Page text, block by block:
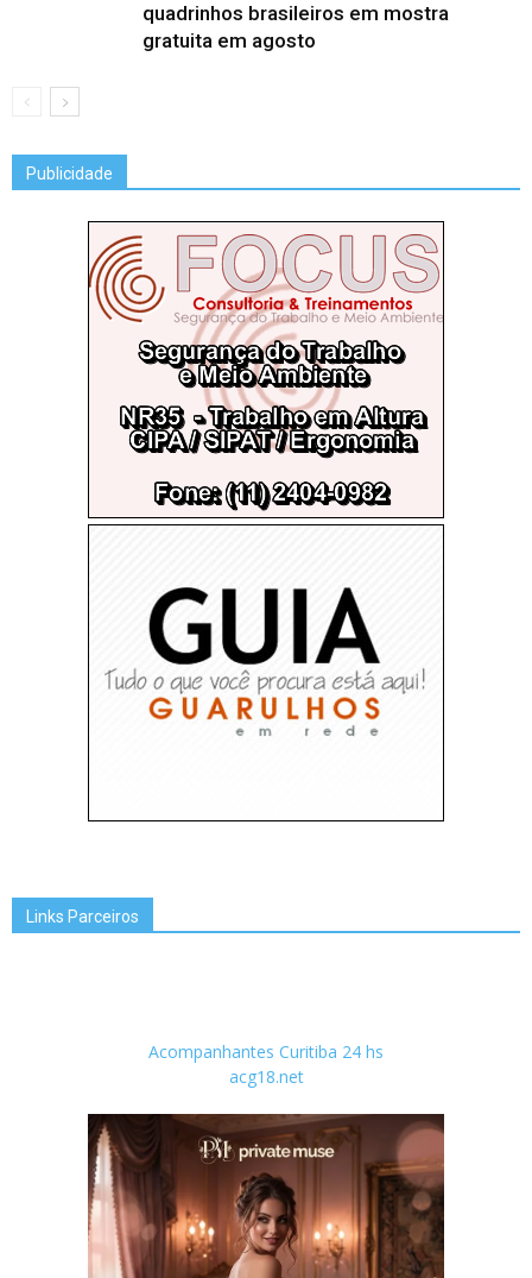
quadrinhos brasileiros em mostra
gratuita em agosto
Publicidade
Links Parceiros
Acompanhantes Curitiba 24 hs
acg18.net